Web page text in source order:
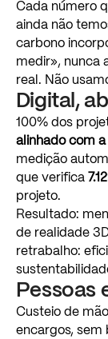
Cada número
ainda não
carbono
medir», nunca
real. Não
Digital,
100% dos
alinhado com a
medição
que verifica
projeto.
Resultado:
de realidade
retrabalho:
Pessoas
Custeio de
encargos, sem